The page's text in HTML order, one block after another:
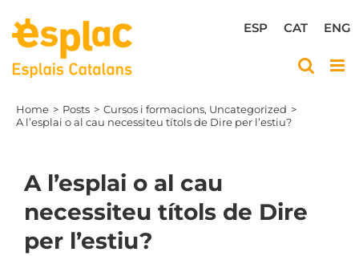
content
ENG
CAT
ESP
Home Posts Cursos i formacions Uncategorized
A l’esplai o al cau necessiteu títols de Dire per l’estiu?
A l’esplai o al cau
necessiteu títols de Dire
per l’estiu?